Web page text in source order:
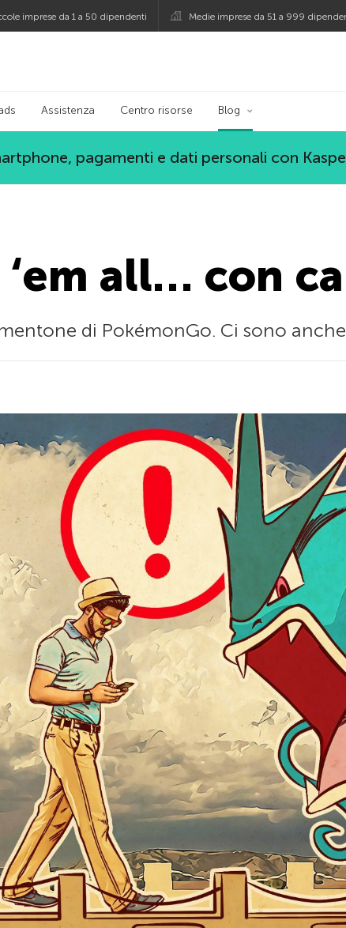
imprese da 1 a 50 dipendenti Medie imprese da 51 a 999
Assistenza Centro risorse Blog
pagamenti e dati personali con
all… con
di PokémonGo. Ci sono